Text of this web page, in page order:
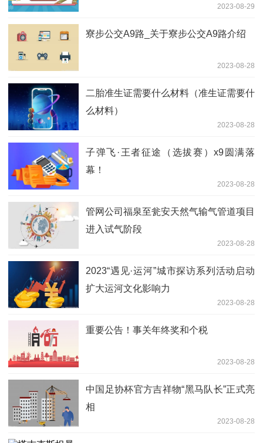
2023-08-29
寮步公交A9路_关于寮步公交A9路介绍
2023-08-28
二胎准生证需要什么材料（准生证需要什
么材料）
2023-08-28
子弹飞·王者征途（选拔赛）x9圆满落
幕！
2023-08-28
管网公司福泉至瓮安天然气输气管道项目
进入试气阶段
2023-08-28
2023“遇见·运河”城市探访系列活动启动
扩大运河文化影响力
2023-08-28
重要公告！事关年终奖和个税
2023-08-28
中国足协杯官方吉祥物“黑马队长”正式亮
相
2023-08-28